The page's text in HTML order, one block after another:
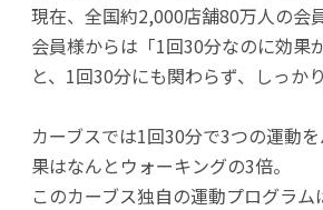
現在、全国約2,000店舗80万人の会
会員様からは「1回30分なのに効果
と、1回30分にも関わらず、しっか
カーブスでは1回30分で3つの運動
果はなんとウォーキングの3倍。
このカーブス独自の運動プログラ